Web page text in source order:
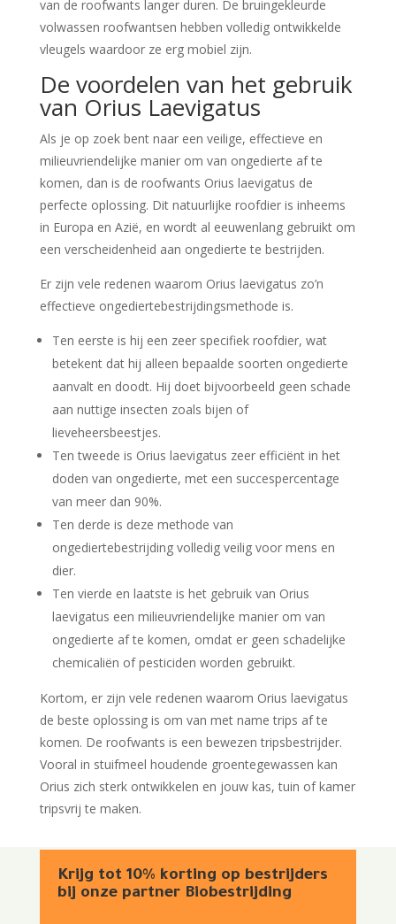
van de roofwants langer duren. De bruingekleurde
volwassen roofwantsen hebben volledig ontwikkelde
vleugels waardoor ze erg mobiel zijn.
De voordelen van het gebruik
van Orius Laevigatus
Als je op zoek bent naar een veilige, effectieve en
milieuvriendelijke manier om van ongedierte af te
komen, dan is de roofwants Orius laevigatus de
perfecte oplossing. Dit natuurlijke roofdier is inheems
in Europa en Azië, en wordt al eeuwenlang gebruikt om
een verscheidenheid aan ongedierte te bestrijden.
Er zijn vele redenen waarom Orius laevigatus zo’n
effectieve ongediertebestrijdingsmethode is.
Ten eerste is hij een zeer specifiek roofdier, wat
betekent dat hij alleen bepaalde soorten ongedierte
aanvalt en doodt. Hij doet bijvoorbeeld geen schade
aan nuttige insecten zoals bijen of
lieveheersbeestjes.
Ten tweede is Orius laevigatus zeer efficiënt in het
doden van ongedierte, met een succespercentage
van meer dan 90%.
Ten derde is deze methode van
ongediertebestrijding volledig veilig voor mens en
dier.
Ten vierde en laatste is het gebruik van Orius
laevigatus een milieuvriendelijke manier om van
ongedierte af te komen, omdat er geen schadelijke
chemicaliën of pesticiden worden gebruikt.
Kortom, er zijn vele redenen waarom Orius laevigatus
de beste oplossing is om van met name trips af te
komen. De roofwants is een bewezen tripsbestrijder.
Vooral in stuifmeel houdende groentegewassen kan
Orius zich sterk ontwikkelen en jouw kas, tuin of kamer
tripsvrij te maken.
Krijg tot 10% korting op bestrijders
bij onze partner Biobestrijding